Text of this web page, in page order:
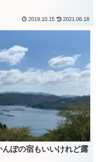
2019.10.15 2021.06.18
ぽの宿もいいけれど露